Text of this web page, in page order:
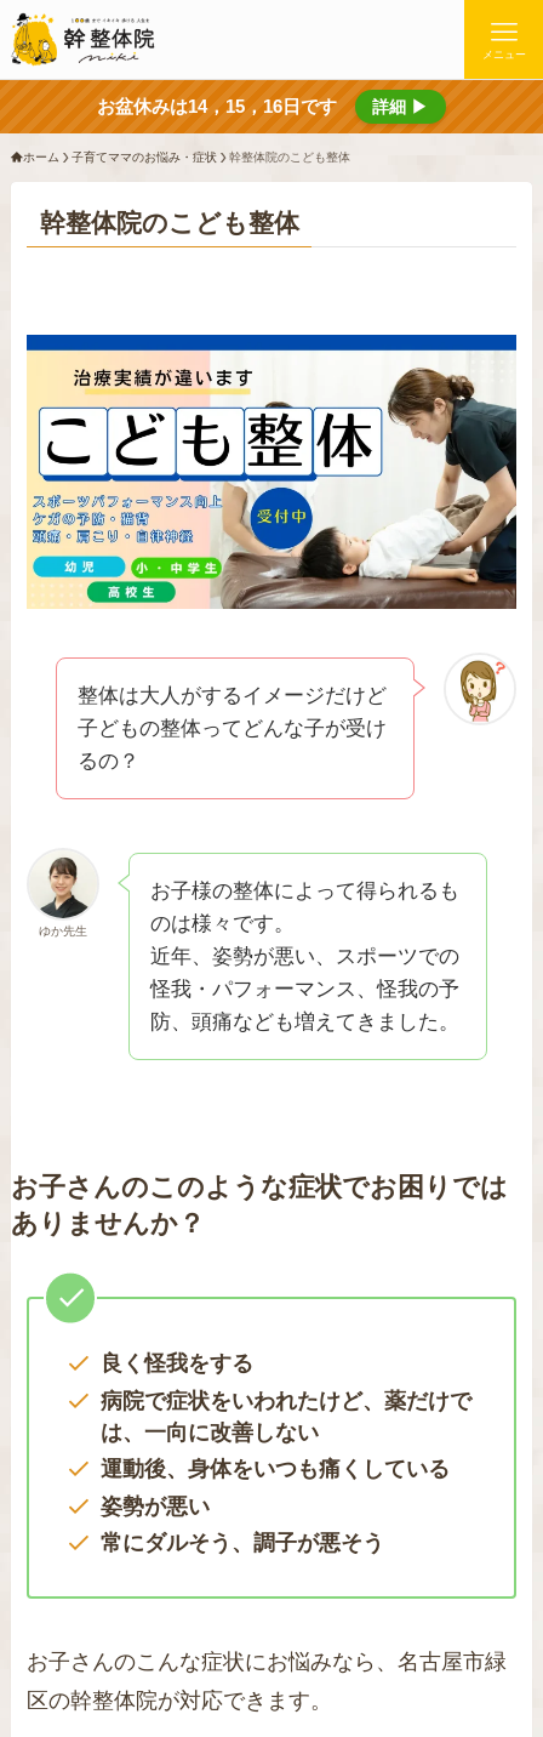
メニュー
お盆休みは14，15，16日です 詳細 ▶
ホーム 子育てママのお悩み・症状 幹整体院のこども整体
幹整体院のこども整体
整体は大人がするイメージだけど
子どもの整体ってどんな子が受け
るの？
ゆか先生
お子様の整体によって得られるも
のは様々です。
近年、姿勢が悪い、スポーツでの
怪我・パフォーマンス、怪我の予
防、頭痛なども増えてきました。
お子さんのこのような症状でお困りでは
ありませんか？
良く怪我をする
病院で症状をいわれたけど、薬だけで
は、一向に改善しない
運動後、身体をいつも痛くしている
姿勢が悪い
常にダルそう、調子が悪そう
お子さんのこんな症状にお悩みなら、名古屋市緑
区の幹整体院が対応できます。